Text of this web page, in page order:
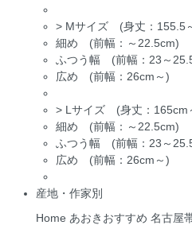
> Mサイズ (身丈：155.5
細め (前幅：～22.5cm)
ふつう幅 (前幅：23～
広め (前幅：26cm～)
> Lサイズ (身丈：165cm
細め (前幅：～22.5cm)
ふつう幅 (前幅：23～
広め (前幅：26cm～)
産地・作家別
Home あおきおすすめ 名古屋